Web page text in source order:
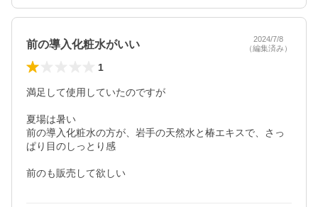
前の導入化粧水がいい
2024/7/8
（編集済み）
1
満足して使用していたのですが
夏場は暑い
前の導入化粧水の方が、岩手の天然水と椿エキスで、さっ
ぱり目のしっとり感
前のも販売して欲しい